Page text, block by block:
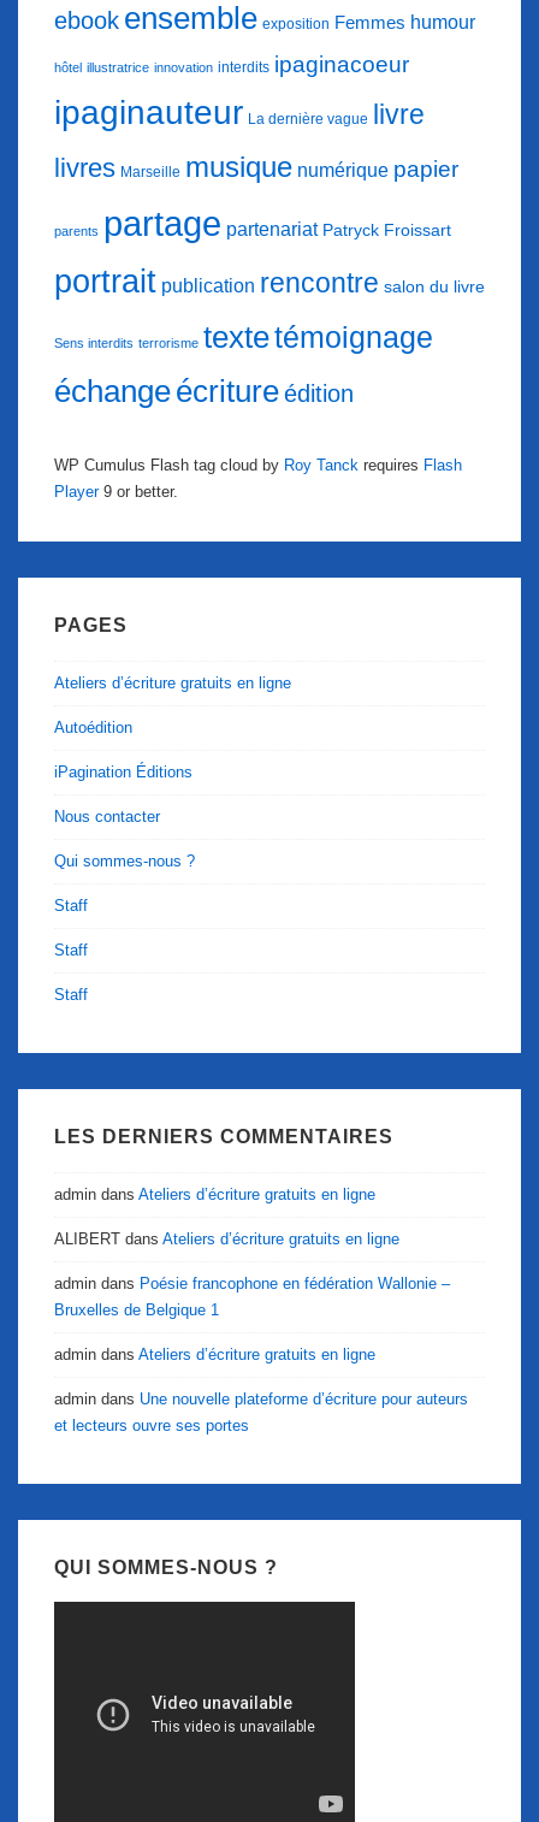
ebook ensemble exposition Femmes humour
hôtel illustratrice innovation interdits ipaginacoeur
ipaginauteur La dernière vague livre
livres Marseille musique numérique papier
parents partage partenariat Patryck Froissart
portrait publication rencontre salon du livre
Sens interdits terrorisme textetémoignage
échangeécritureédition
WP Cumulus Flash tag cloud by Roy Tanck requires Flash
Player9 or better.
PAGES
Ateliers d’écriture gratuits en ligne
Autoédition
iPagination Éditions
Nous contacter
Qui sommes-nous ?
Staff
Staff
Staff
LES DERNIERS COMMENTAIRES
admin dans Ateliers d’écriture gratuits en ligne
ALIBERT dans Ateliers d’écriture gratuits en ligne
admin dans Poésie francophone en fédération Wallonie –
Bruxelles de Belgique 1
admin dans Ateliers d’écriture gratuits en ligne
admin dans Une nouvelle plateforme d’écriture pour auteurs
et lecteurs ouvre ses portes
QUI SOMMES-NOUS ?